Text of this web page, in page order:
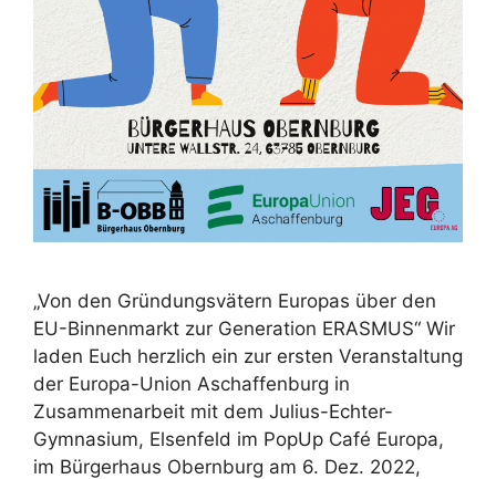
„Von den Gründungsvätern Europas über den
EU-Binnenmarkt zur Generation ERASMUS“ Wir
laden Euch herzlich ein zur ersten Veranstaltung
der Europa-Union Aschaffenburg in
Zusammenarbeit mit dem Julius-Echter-
Gymnasium, Elsenfeld im PopUp Café Europa,
im Bürgerhaus Obernburg am 6. Dez. 2022,